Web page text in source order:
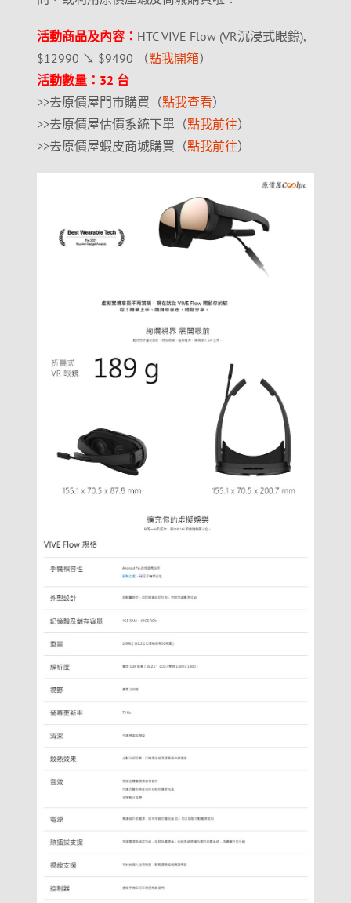
活動商品及內容： HTC VIVE Flow (VR沉浸式眼鏡),
$12990 ↘ $9490 （點我開箱）
活動數量：32 台
>>去原價屋門市購買（點我查看）
>>去原價屋估價系統下單（點我前往）
>>去原價屋蝦皮商城購買（點我前往）